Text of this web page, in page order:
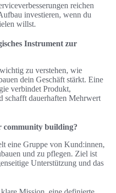
reichen
investieren, wenn du
willst.
Instrument zur
zu verstehen, wie
dein Geschäft stärkt. Eine
verbindet Produkt,
schafft dauerhaften Mehrwert
community building?
eine Gruppe von Kund:innen,
und zu pflegen. Ziel ist
Unterstützung und das